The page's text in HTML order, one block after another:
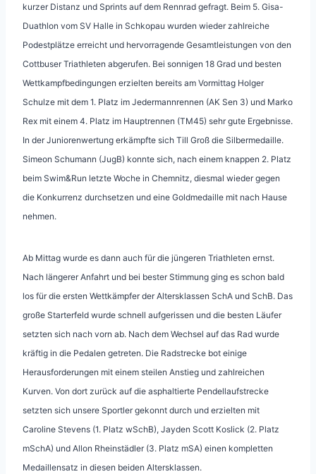
kurzer Distanz und Sprints auf dem Rennrad gefragt. Beim 5. Gisa-
Duathlon vom SV Halle in Schkopau wurden wieder zahlreiche
Podestplätze erreicht und hervorragende Gesamtleistungen von den
Cottbuser Triathleten abgerufen. Bei sonnigen 18 Grad und besten
Wettkampfbedingungen erzielten bereits am Vormittag Holger
Schulze mit dem 1. Platz im Jedermannrennen (AK Sen 3) und Marko
Rex mit einem 4. Platz im Hauptrennen (TM45) sehr gute Ergebnisse.
In der Juniorenwertung erkämpfte sich Till Groß die Silbermedaille.
Simeon Schumann (JugB) konnte sich, nach einem knappen 2. Platz
beim Swim&Run letzte Woche in Chemnitz, diesmal wieder gegen
die Konkurrenz durchsetzen und eine Goldmedaille mit nach Hause
nehmen.
Ab Mittag wurde es dann auch für die jüngeren Triathleten ernst.
Nach längerer Anfahrt und bei bester Stimmung ging es schon bald
los für die ersten Wettkämpfer der Altersklassen SchA und SchB. Das
große Starterfeld wurde schnell aufgerissen und die besten Läufer
setzten sich nach vorn ab. Nach dem Wechsel auf das Rad wurde
kräftig in die Pedalen getreten. Die Radstrecke bot einige
Herausforderungen mit einem steilen Anstieg und zahlreichen
Kurven. Von dort zurück auf die asphaltierte Pendellaufstrecke
setzten sich unsere Sportler gekonnt durch und erzielten mit
Caroline Stevens (1. Platz wSchB), Jayden Scott Koslick (2. Platz
mSchA) und Allon Rheinstädler (3. Platz mSA) einen kompletten
Medaillensatz in diesen beiden Altersklassen.